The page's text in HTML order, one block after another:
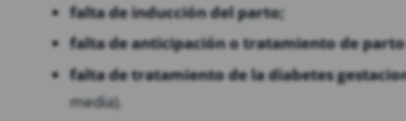
falta de inducción del parto;
falta de anticipación o tratamiento de parto
falta de tratamiento de la diabetes
media).